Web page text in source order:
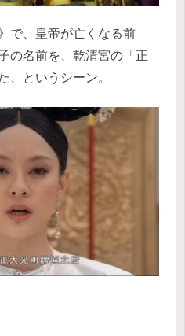
で、皇帝が亡くなる前
の名前を、乾清宮の「正
、というシーン。